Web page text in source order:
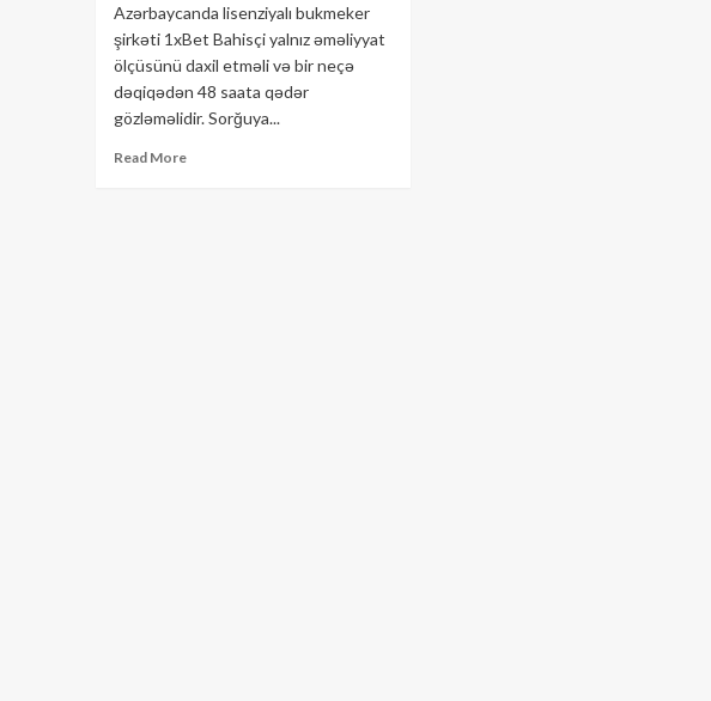
Azərbaycanda lisenziyalı bukmeker
şirkəti 1xBet Bahisçi yalnız əməliyyat
ölçüsünü daxil etməli və bir neçə
dəqiqədən 48 saata qədər
gözləməlidir. Sorğuya...
Read MoreRead